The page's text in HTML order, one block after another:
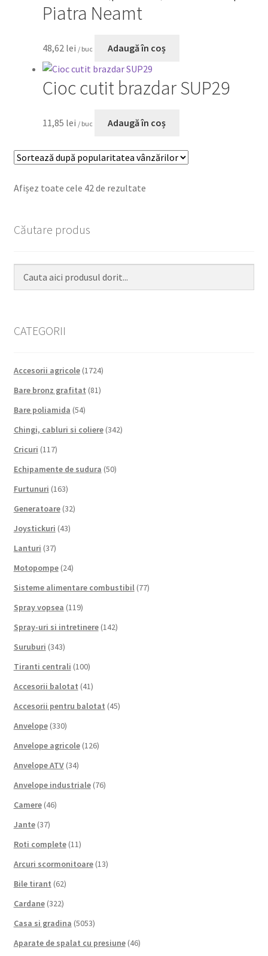
Piatra Neamt
48,62 lei / buc Adaugă în coș
Cioc cutit brazdar SUP29
11,85 lei / buc Adaugă în coș
Afișez toate cele 42 de rezultate
Căutare produs
CATEGORII
Accesorii agricole (1724)
Bare bronz grafitat (81)
Bare poliamida (54)
Chingi, cabluri si coliere (342)
Cricuri (117)
Echipamente de sudura (50)
Furtunuri (163)
Generatoare (32)
Joystickuri (43)
Lanturi (37)
Motopompe (24)
Sisteme alimentare combustibil (77)
Spray vopsea (119)
Spray-uri si intretinere (142)
Suruburi (343)
Tiranti centrali (100)
Accesorii balotat (41)
Accesorii pentru balotat (45)
Anvelope (330)
Anvelope agricole (126)
Anvelope ATV (34)
Anvelope industriale (76)
Camere (46)
Jante (37)
Roti complete (11)
Arcuri scormonitoare (13)
Bile tirant (62)
Cardane (322)
Casa si gradina (5053)
Aparate de spalat cu presiune (46)